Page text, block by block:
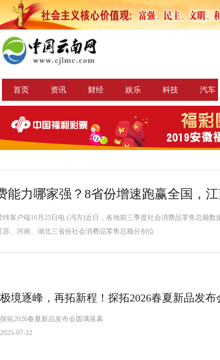
首页 资讯 财经 娱乐 科技 汽车
能力哪家强？8省份增速跑赢全国，
纬客户端10月25日电 (冯方)近日，各地前三季度社会消费品零售总额
苏、河南、湖北三省份社会消费品零售总额分别位
极境逐峰，再拓新程！探拓2026春夏新品发布
探拓2026春夏新品发布会圆满落幕
2025-07-22